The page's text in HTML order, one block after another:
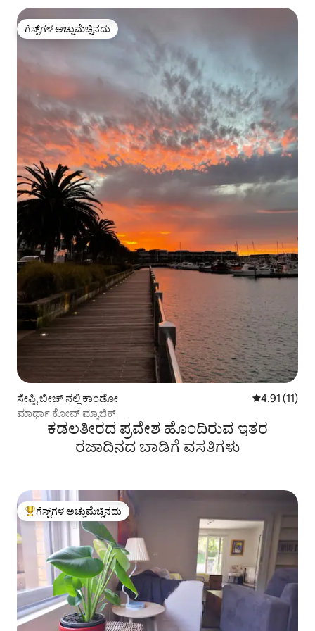
ಗೆಸ್ಟ್‌ಗಳ ಅಚ್ಚುಮೆಚ್ಚಿನದು
ಗೆಸ್ಟ್‌ಗಳ ಅಚ್ಚುಮೆಚ್ಚಿನದು
ಸೇಫ್ಟಿ ಬೀಚ್ ನಲ್ಲಿ ಕಾಂಡೋ 5 ರಲ್ಲಿ 4.91
4.91 (11)
ಮಾರ್ಥಾ ಕೋವ್ ಮ್ಯಾಜಿಕ್
ಕಡಲತೀರದ ಪ್ರವೇಶ ಹೊಂದಿರುವ ಇತರ
ರಜಾದಿನದ ಬಾಡಿಗೆ ವಸತಿಗಳು
ಗೆಸ್ಟ್‌ಗಳಿಗೆ ಅತಿ ಹೆಚ್ಚು ಅಚ್ಚುಮೆಚ್ಚಿನದು
ಗೆಸ್ಟ್‌ಗಳ ಅಚ್ಚುಮೆಚ್ಚಿನದು